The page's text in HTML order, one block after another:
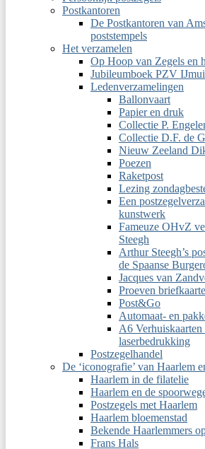
Postkantoren
De Postkantoren van
poststempels
Het verzamelen
Op Hoop van Zegels en
Jubileumboek PZV
Ledenverzamelingen
Ballonvaart
Papier en druk
Collectie P.
Collectie D.F. de
Nieuw Zeeland
Poezen
Raketpost
Lezing
Een
kunstwerk
Fameuze OHvZ
Steegh
Arthur Steegh’s
de Spaanse
Jacques van
Proeven
Post&Go
Automaat- en
A6
laserbedrukking
Postzegelhandel
De ‘iconografie’ van Haarlem
Haarlem in de filatelie
Haarlem en de
Postzegels met Haarlem
Haarlem bloemenstad
Bekende Haarlemmers
Frans Hals